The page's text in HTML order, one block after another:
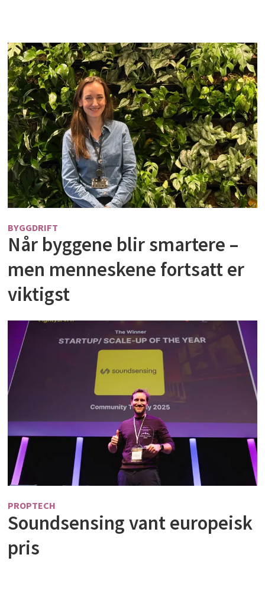
BYGGDRIFT
Når byggene blir smartere –
men menneskene fortsatt er
viktigst
PROPTECH
Soundsensing vant europeisk
pris